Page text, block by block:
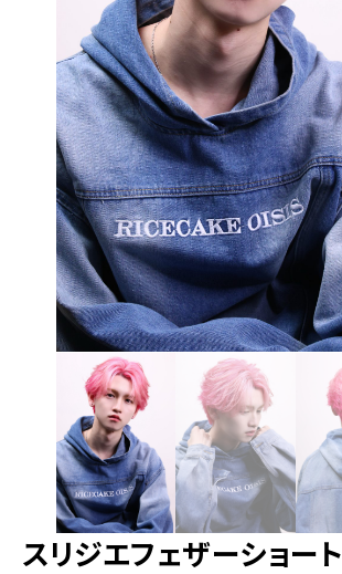
スリジエフェザーショート